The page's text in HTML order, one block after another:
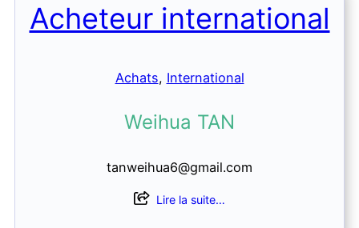
Acheteur international
Achats, International
Weihua TAN
tanweihua6@gmail.com
Lire la suite…